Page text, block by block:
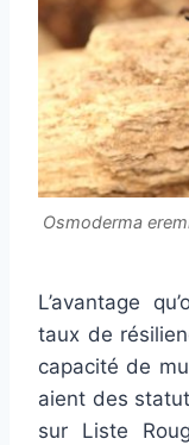
Osmoderma
L’avantage
taux de
capacité de
aient des
sur Liste